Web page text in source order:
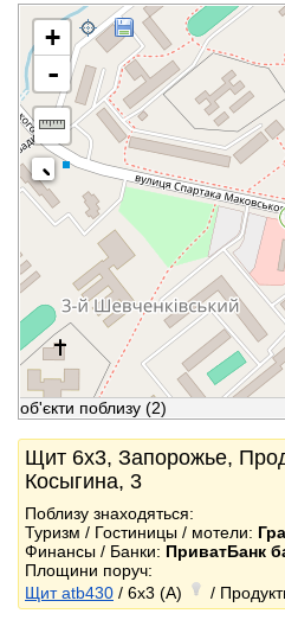
+
-
об'єкти поблизу (2)
Щит 6x3, Запорожье,
Косыгина, 3
Поблизу знаходяться:
Туризм / Гостиницы / мотели:
Финансы / Банки: ПриватБанк
Площини поруч:
Щит atb430 / 6x3 (A) /